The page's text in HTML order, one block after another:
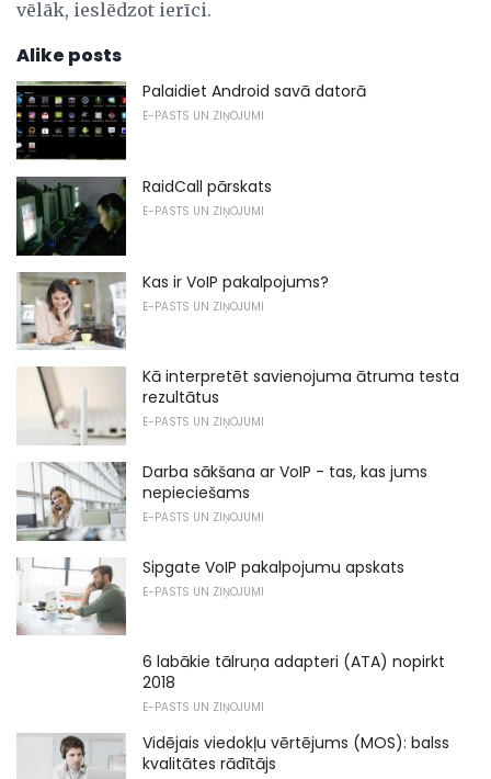
vēlāk, ieslēdzot ierīci.
Alike posts
Palaidiet Android savā datorā
E-PASTS UN ZIŅOJUMI
RaidCall pārskats
E-PASTS UN ZIŅOJUMI
Kas ir VoIP pakalpojums?
E-PASTS UN ZIŅOJUMI
Kā interpretēt savienojuma ātruma testa
rezultātus
E-PASTS UN ZIŅOJUMI
Darba sākšana ar VoIP - tas, kas jums
nepieciešams
E-PASTS UN ZIŅOJUMI
Sipgate VoIP pakalpojumu apskats
E-PASTS UN ZIŅOJUMI
6 labākie tālruņa adapteri (ATA) nopirkt
2018
E-PASTS UN ZIŅOJUMI
Vidējais viedokļu vērtējums (MOS): balss
kvalitātes rādītājs